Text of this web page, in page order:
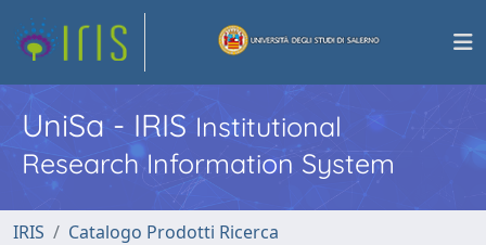
UniSa - IRISInstitutional
Research Information System
IRIS
Catalogo Prodotti Ricerca